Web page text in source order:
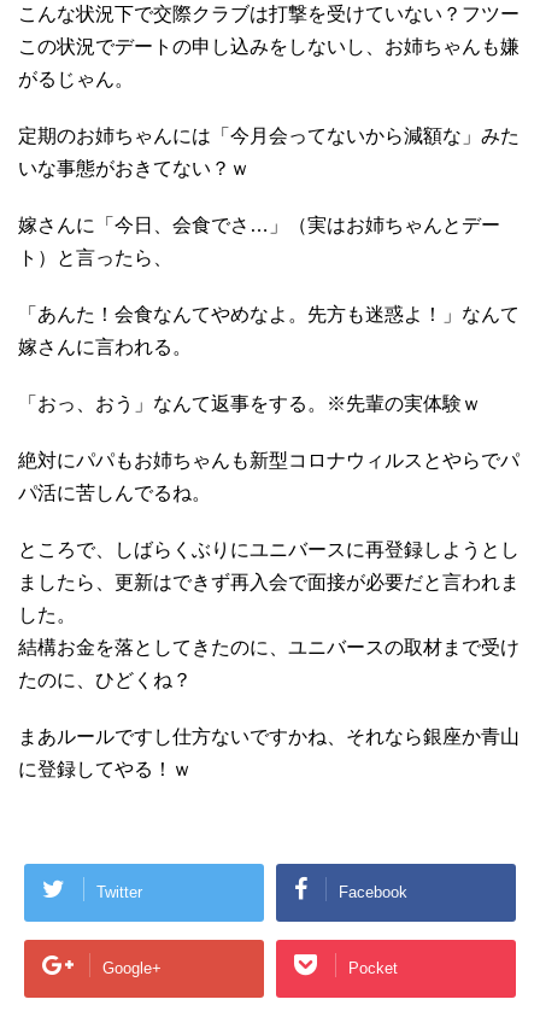
こんな状況下で交際クラブは打撃を受けていない？フツー
この状況でデートの申し込みをしないし、お姉ちゃんも嫌
がるじゃん。
定期のお姉ちゃんには「今月会ってないから減額な」みた
いな事態がおきてない？ｗ
嫁さんに「今日、会食でさ…」（実はお姉ちゃんとデー
ト）と言ったら、
「あんた！会食なんてやめなよ。先方も迷惑よ！」なんて
嫁さんに言われる。
「おっ、おう」なんて返事をする。※先輩の実体験ｗ
絶対にパパもお姉ちゃんも新型コロナウィルスとやらでパ
パ活に苦しんでるね。
ところで、しばらくぶりにユニバースに再登録しようとし
ましたら、更新はできず再入会で面接が必要だと言われま
した。
結構お金を落としてきたのに、ユニバースの取材まで受け
たのに、ひどくね？
まあルールですし仕方ないですかね、それなら銀座か青山
に登録してやる！ｗ
Twitter Facebook
Google+ Pocket